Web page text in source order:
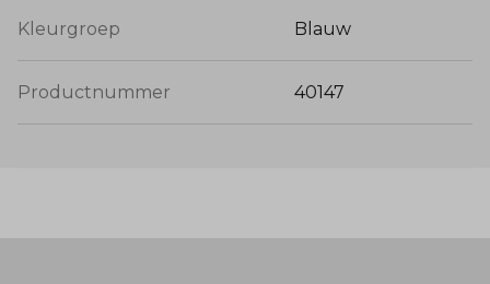
Kleurgroep Blauw
Productnummer 40147